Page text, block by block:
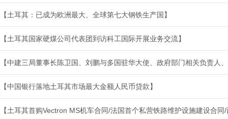
【土耳其：已成为欧洲最大、全球第七大钢铁生产国】
【土耳其国家硬煤公司代表团到访科工国际开展业务交流】
【中建三局董事长陈卫国、刘鹏与多国驻华大使、政府部门相关负责人
【中国银行落地土耳其市场最大金额人民币贷款】
【土耳其首购Vectron MS机车合同/法国首个私营铁路维护设施建设合